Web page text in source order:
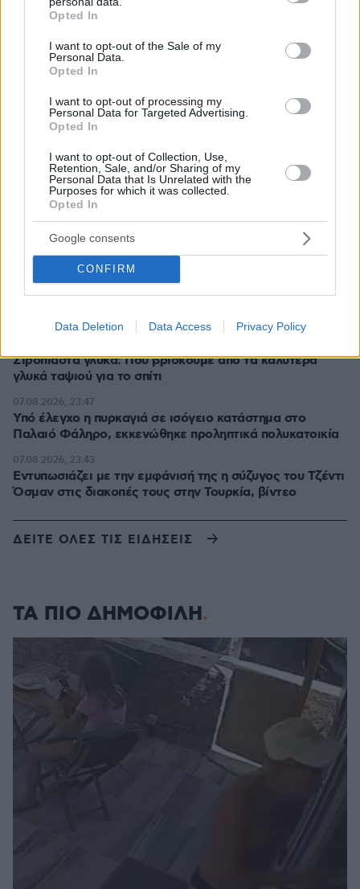
grant or deny consent to Google and its third-party tags to
use your data for below specified purposes in below Google
consent section.
Opted In
I want to opt-out of the Sale of my
Personal Data.
Opted In
I want to opt-out of processing my
Personal Data for Targeted Advertising.
Opted In
I want to opt-out of Collection, Use,
Retention, Sale, and/or Sharing of my
Personal Data that Is Unrelated with the
Purposes for which it was collected.
Opted In
Google consents
CONFIRM
Data Deletion Data Access Privacy Policy
θρεπτικές επιλογές για κάθε μέρα
Ρωσικό πλήγμα προκάλεσε ζημιές σε γήπεδο στην
Οδησσό μία ημέρα πριν από αγώνα πρωταθλήματος,
πριν μία ώρα
Είδατε σαμιαμίδι στο σπίτι σας; Γιατί δεν πρέπει να το
08.08.2026, 00:30
Αποκαλύφθηκε η αιτία θανάτου του 29χρονου πρώην
NBAer Μπράντον Κλαρκ
08.08.2026, 00:28
Πώς εξαργυρώνεται το ιδιωτικό πρόγραμμα σύνταξης –
Όλες οι επιλογές
Οικονομία, ασφάλεια και στο βάθος... Ρωσία
08.08.2026, 00:14
Σιροπιαστά γλυκά: Πού βρίσκουμε από τα καλύτερα
γλυκά ταψιού για το σπίτι
Υπό έλεγχο η πυρκαγιά σε ισόγειο κατάστημα στο
Παλαιό Φάληρο, εκκενώθηκε προληπτικά πολυκατοικία
07.08.2026, 23:47
Εντυπωσιάζει με την εμφάνισή της η σύζυγος του Τζέντι
Όσμαν στις διακοπές τους στην Τουρκία, βίντεο
07.08.2026, 23:43
ΔΕΙΤΕ ΟΛΕΣ ΤΙΣ ΕΙΔΗΣΕΙΣ
ΤΑ ΠΙΟ ΔΗΜΟΦΙΛΗ